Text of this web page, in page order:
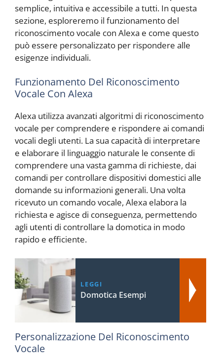
semplice, intuitiva e accessibile a tutti. In questa
sezione, esploreremo il funzionamento del
riconoscimento vocale con Alexa e come questo
può essere personalizzato per rispondere alle
esigenze individuali.
Funzionamento Del Riconoscimento
Vocale Con Alexa
Alexa utilizza avanzati algoritmi di riconoscimento
vocale per comprendere e rispondere ai comandi
vocali degli utenti. La sua capacità di interpretare
e elaborare il linguaggio naturale le consente di
comprendere una vasta gamma di richieste, dai
comandi per controllare dispositivi domestici alle
domande su informazioni generali. Una volta
ricevuto un comando vocale, Alexa elabora la
richiesta e agisce di conseguenza, permettendo
agli utenti di controllare la domotica in modo
rapido e efficiente.
LEGGI
Domotica Esempi
Personalizzazione Del Riconoscimento
Vocale